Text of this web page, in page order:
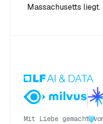
Massachusetts liegt.
Mit Liebe gemacht